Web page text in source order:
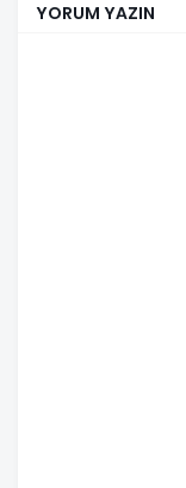
YORUM YAZIN